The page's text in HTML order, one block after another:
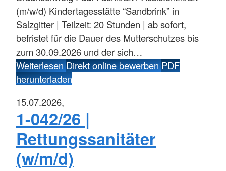
(m/w/d) Kindertagesstätte “Sandbrink” in
Salzgitter | Teilzeit: 20 Stunden | ab sofort,
befristet für die Dauer des Mutterschutzes bis
zum 30.09.2026 und der sich…
WeiterlesenDirekt online bewerbenPDF
herunterladen
15.07.2026,
1-042/26 |
Rettungssanitäter
(w/m/d)